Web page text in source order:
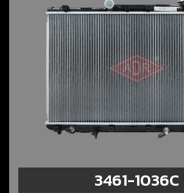
3461-1036C